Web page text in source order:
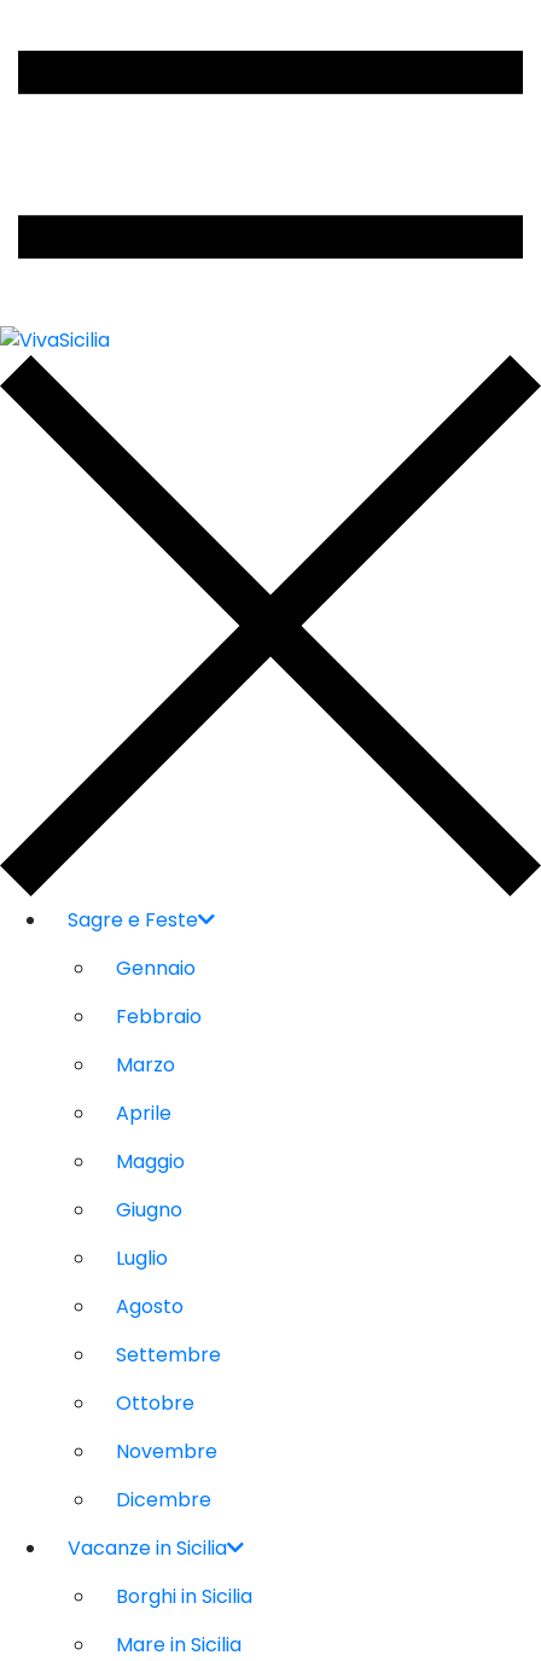
Sagre e Feste
Gennaio
Febbraio
Marzo
Aprile
Maggio
Giugno
Luglio
Agosto
Settembre
Ottobre
Novembre
Dicembre
Vacanze in Sicilia
Borghi in Sicilia
Mare in Sicilia